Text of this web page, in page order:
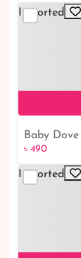
Imported
৳ 490
Baby
৳ 490
Imported